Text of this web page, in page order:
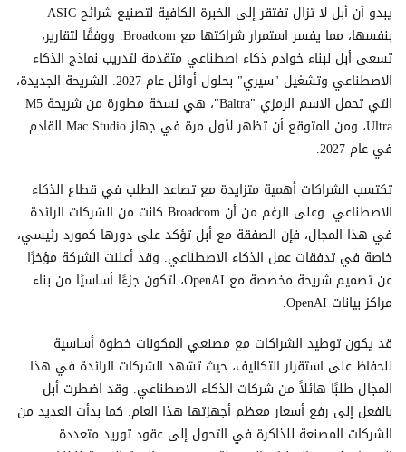
يبدو أن أبل لا تزال تفتقر إلى الخبرة الكافية لتصنيع شرائح ASIC
بنفسها، مما يفسر استمرار شراكتها مع Broadcom. ووفقًا لتقارير،
تسعى أبل لبناء خوادم ذكاء اصطناعي متقدمة لتدريب نماذج الذكاء
الاصطناعي وتشغيل "سيري" بحلول أوائل عام 2027. الشريحة الجديدة،
التي تحمل الاسم الرمزي "Baltra"، هي نسخة مطورة من شريحة M5
Ultra، ومن المتوقع أن تظهر لأول مرة في جهاز Mac Studio القادم
في عام 2027.
تكتسب الشراكات أهمية متزايدة مع تصاعد الطلب في قطاع الذكاء
الاصطناعي. وعلى الرغم من أن Broadcom كانت من الشركات الرائدة
في هذا المجال، فإن الصفقة مع أبل تؤكد على دورها كمورد رئيسي،
خاصة في تدفقات عمل الذكاء الاصطناعي. وقد أعلنت الشركة مؤخرًا
عن تصميم شريحة مخصصة مع OpenAI، لتكون جزءًا أساسيًا من بناء
مراكز بيانات OpenAI.
قد يكون توطيد الشراكات مع مصنعي المكونات خطوة أساسية
للحفاظ على استقرار التكاليف، حيث تشهد الشركات الرائدة في هذا
المجال طلبًا هائلاً من شركات الذكاء الاصطناعي. وقد اضطرت أبل
بالفعل إلى رفع أسعار معظم أجهزتها هذا العام. كما بدأت العديد من
الشركات المصنعة للذاكرة في التحول إلى عقود توريد متعددة